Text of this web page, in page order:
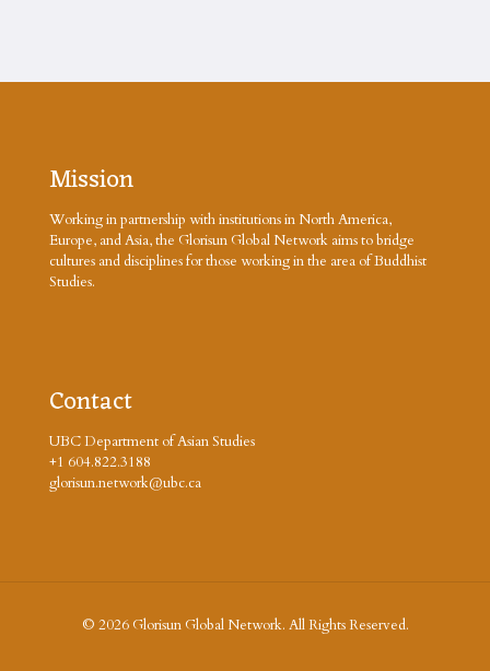
Mission
Working in partnership with institutions in North America,
Europe, and Asia, the Glorisun Global Network aims to bridge
cultures and disciplines for those working in the area of Buddhist
Studies.
Contact
UBC Department of Asian Studies
+1 604.822.3188
glorisun.network@ubc.ca
© 2026 Glorisun Global Network. All Rights Reserved.